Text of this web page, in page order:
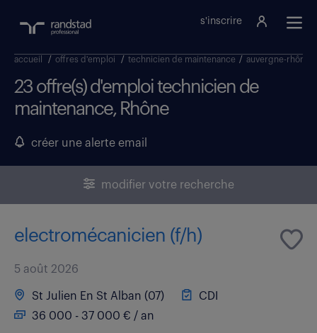
s'inscrire
accueil / offres d'emploi / technicien de maintenance / auvergne-rhône-
23 offre(s) d'emploi technicien de
maintenance, Rhône
créer une alerte email
modifier votre recherche
electromécanicien (f/h)
5 août 2026
St Julien En St Alban (07)
CDI
36 000 - 37 000 € / an